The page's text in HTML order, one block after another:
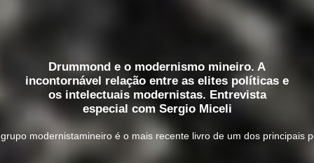
Drummond e o modernismo mineiro. A
incontornável relação entre as elites políticas e
os intelectuais modernistas. Entrevista
especial com Sergio Miceli
modernistamineiro é o mais recente livro de um dos principais